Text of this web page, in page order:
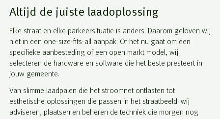
Altijd de juiste laadoplossing
Elke straat en elke parkeersituatie is anders. Daarom geloven wij
niet in een one-size-fits-all aanpak. Of het nu gaat om een
specifieke aanbesteding of een open markt model, wij
selecteren de hardware en software die het beste presteert in
jouw gemeente.
Van slimme laadpalen die het stroomnet ontlasten tot
esthetische oplossingen die passen in het straatbeeld: wij
adviseren, plaatsen en beheren de techniek die morgen nog